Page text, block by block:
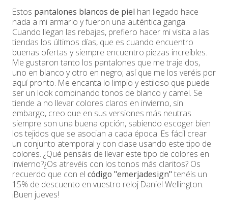
Estos pantalones blancos de piel han llegado hace
nada a mi armario y fueron una auténtica ganga.
Cuando llegan las rebajas, prefiero hacer mi visita a las
tiendas los últimos días, que es cuando encuentro
buenas ofertas y siempre encuentro piezas increíbles.
Me gustaron tanto los pantalones que me traje dos,
uno en blanco y otro en negro; así que me los veréis por
aquí pronto. Me encanta lo limpio y estiloso que puede
ser un look combinando tonos de blanco y camel. Se
tiende a no llevar colores claros en invierno, sin
embargo, creo que en sus versiones más neutras
siempre son una buena opción, sabiendo escoger bien
los tejidos que se asocian a cada época. Es fácil crear
un conjunto atemporal y con clase usando este tipo de
colores. ¿Qué pensáis de llevar este tipo de colores en
invierno?¿Os atrevéis con los tonos más claritos? Os
recuerdo que con el código "emerjadesign" tenéis un
15% de descuento en vuestro reloj Daniel Wellington.
¡Buen jueves!